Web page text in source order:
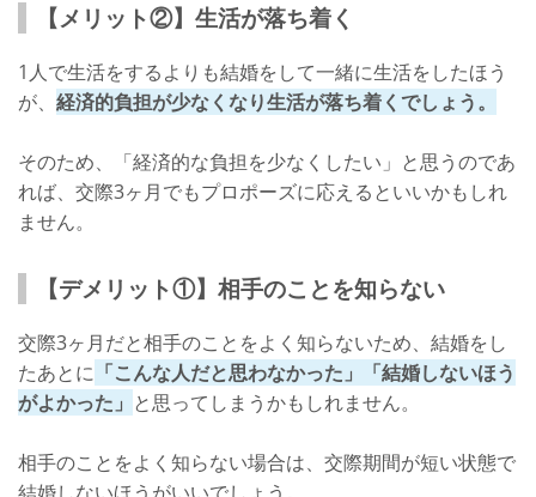
【メリット②】生活が落ち着く
1人で生活をするよりも結婚をして一緒に生活をしたほう
が、 経済的負担が少なくなり生活が落ち着くでしょう。
そのため、「経済的な負担を少なくしたい」と思うのであ
れば、交際3ヶ月でもプロポーズに応えるといいかもしれ
ません。
【デメリット①】相手のことを知らない
交際3ヶ月だと相手のことをよく知らないため、結婚をし
たあとに 「こんな人だと思わなかった」「結婚しないほう
がよかった」 と思ってしまうかもしれません。
相手のことをよく知らない場合は、交際期間が短い状態で